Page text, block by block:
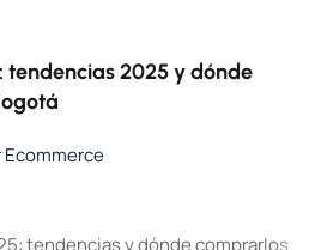
tendencias 2025 y dónde
tendencias y dónde comprarlos